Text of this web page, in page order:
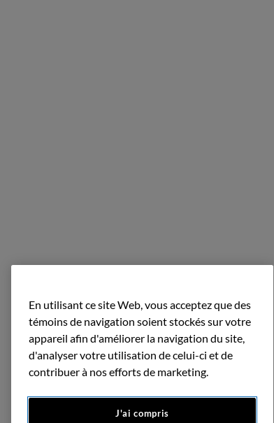
En utilisant ce site Web, vous acceptez que des
témoins de navigation soient stockés sur votre
appareil afin d'améliorer la navigation du site,
d'analyser votre utilisation de celui-ci et de
contribuer à nos efforts de marketing.
J'ai compris